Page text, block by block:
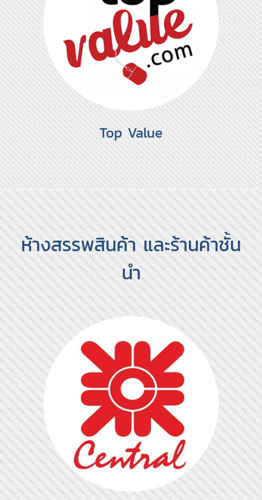
Top Value
ห้างสรรพสินค้า และร้านค้าชั้น
นำ